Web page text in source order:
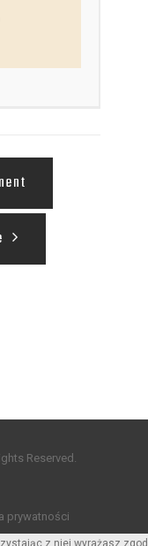
Reserved.
prywatności
z niej wyrażasz